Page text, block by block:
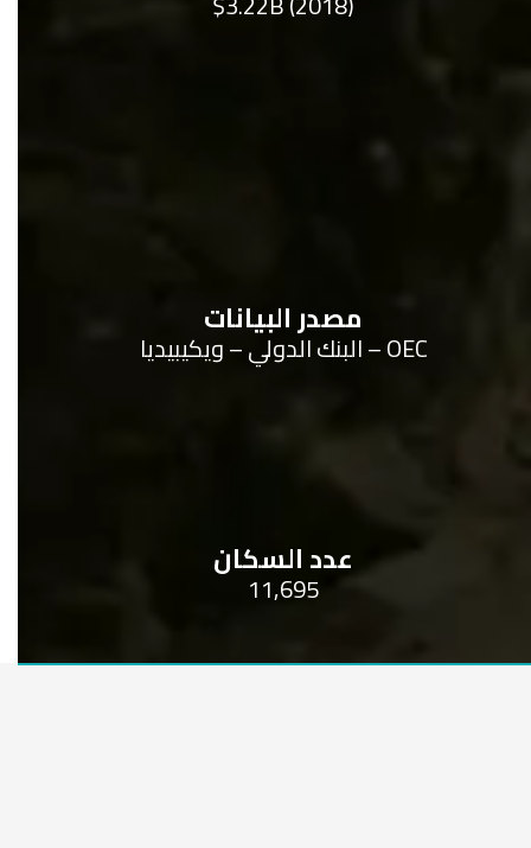
مصدر البيانات
OEC – البنك الدولي – ويكيبيديا
عدد السكان
11,695